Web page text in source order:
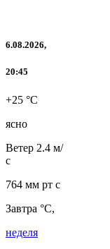
6.08.2026,
20:45
+25 °C
ясно
Ветер 2.4 м/
с
764 мм рт с
Завтра °C,
неделя